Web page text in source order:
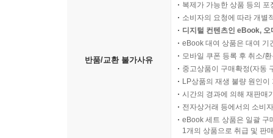
반품/교환 불가사유
복제가 가능한 상품 등의
소비자의 요청에 따라 개별
디지털 컨텐츠인 eBook,
eBook 대여 상품은 대여 기
모바일 쿠폰 등록 후 취소/
중고상품이 구매확정(자동
LP상품의 재생 불량 원인
시간의 경과에 의해 재판매
전자상거래 등에서의 소비
eBook 세트 상품은 일괄 구
1개의 상품으로 취급 및 판